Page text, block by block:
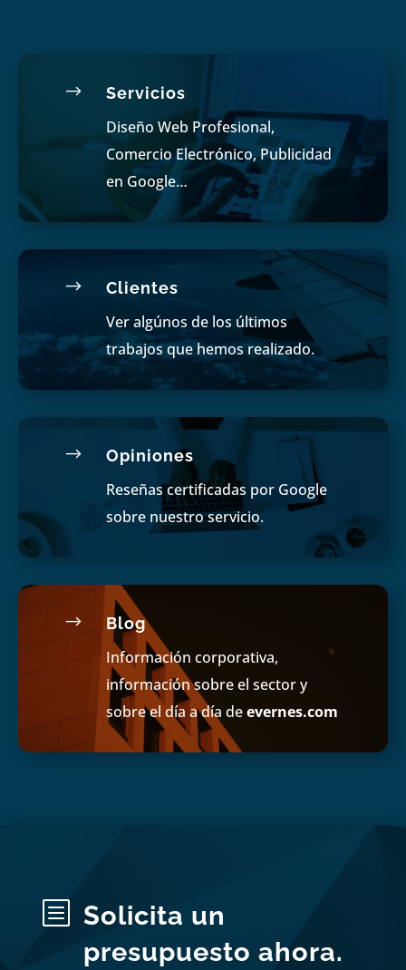
$ Servicios
Diseño Web Profesional,
Comercio Electrónico, Publicidad
en Google…
$ Clientes
Ver algúnos de los últimos
trabajos que hemos realizado.
$ Opiniones
Reseñas certificadas por Google
sobre nuestro servicio.
$ Blog
Información corporativa,
información sobre el sector y
sobre el día a día deevernes.com
b
Solicita un
presupuesto ahora.